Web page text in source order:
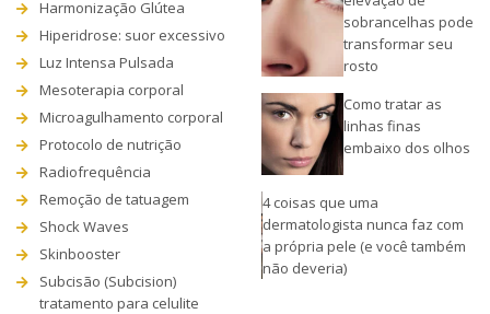
Harmonização Glútea
Hiperidrose: suor excessivo
Luz Intensa Pulsada
Mesoterapia corporal
Microagulhamento corporal
Protocolo de nutrição
Radiofrequência
Remoção de tatuagem
Shock Waves
Skinbooster
Subcisão (Subcision)
tratamento para celulite
sobrancelhas pode
transformar seu
rosto
Como tratar as
linhas finas
embaixo dos olhos
4 coisas que uma
dermatologista nunca faz com
a própria pele (e você também
não deveria)